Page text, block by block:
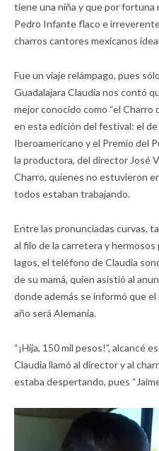
tiene una niña y que por
Pedro Infante flaco e
charros cantores mexicanos
Fue un viaje relámpago, pues
Guadalajara Claudia nos contó
mejor conocido como “el Charro
en esta edición del festival: el
Iberoamericano y el Premio del
la productora, del director José
Charro, quienes no estuvieron
todos estaban trabajando.
Entre las pronunciadas curvas,
al filo de la carretera y
lagos, el teléfono de Claudia
de su mamá, quien asistió al
donde además se informó que
año será Alemania.
“¡Hija, 150 mil pesos!”, alcancé
Claudia llamó al director y al
estaba despertando, pues